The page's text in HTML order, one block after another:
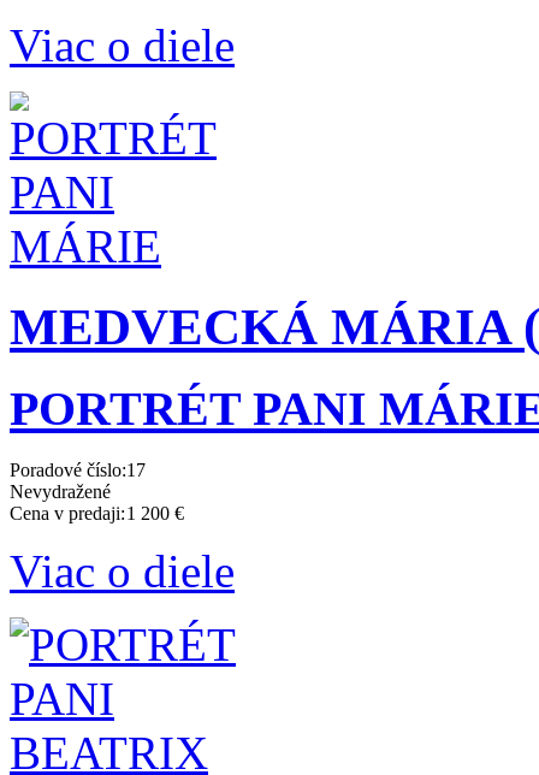
Viac o diele
MEDVECKÁ MÁRIA
PORTRÉT PANI
Poradové číslo:17
Nevydražené
Cena v predaji:1 200 €
Viac o diele